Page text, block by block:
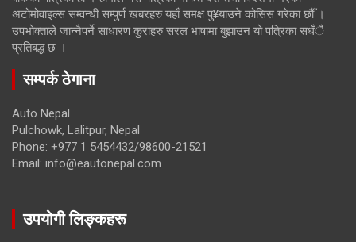
अटोमोवाइल्स सम्वन्धी सम्पुर्ण खबरहरु यहाँ समक्ष पु¥याउने कोसिस गरेका छौँ ।
उपभोक्ताले जान्नैपर्ने साधारण कुराहरु सरल भाषामा बुझाउन यो पत्रिका सधँै
प्रतिबद्ध छ ।
सम्पर्क ठेगाना
Auto Nepal
Pulchowk, Lalitpur, Nepal
Phone: +977 1 5454432/98600-21521
Email: info@eautonepal.com
उपयोगी लिङ्कहरू